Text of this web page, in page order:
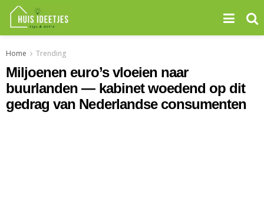
Home Trending
Miljoenen euro’s vloeien naar
buurlanden — kabinet woedend op dit
gedrag van Nederlandse consumenten